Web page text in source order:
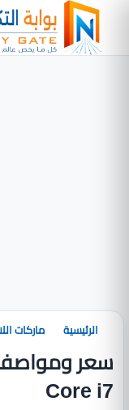
الرئيسية ماركات
Core i7